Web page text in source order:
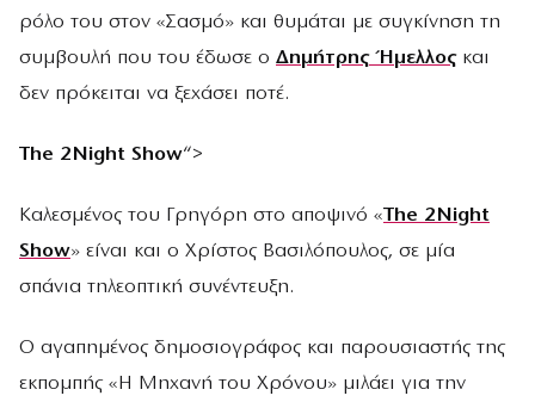
ρόλο του στον «Σασμό» και θυμάται με συγκίνηση τη
συμβουλή που του έδωσε ο Δημήτρης Ήμελλοςκαι
δεν πρόκειται να ξεχάσει ποτέ.
The 2Night Show“>
Καλεσμένος του Γρηγόρη στο αποψινό «The 2Night
Show» είναι και ο Χρίστος Βασιλόπουλος, σε μία
σπάνια τηλεοπτική συνέντευξη.
Ο αγαπημένος δημοσιογράφος και παρουσιαστής της
εκπομπής «Η Μηχανή του Χρόνου» μιλάει για την